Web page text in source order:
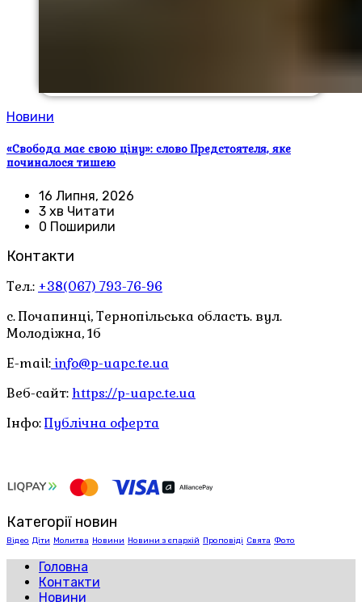
Новини
«Свобода має свою ціну»: слово Предстоятеля, яке
починалося тишею
16 Липня, 2026
3 хв Читати
0 Поширили
Контакти
Тел.: +38(067) 793-76-96
с. Почапинці, Тернопільська область. вул.
Молодіжна, 1б
E-mail: info@p-uapc.te.ua
Веб-сайт: https://p-uapc.te.ua
Інфо:Публічна оферта
Категорії новин
Відео Діти Молитва Новини Новини з єпархій Проповіді Свята Фото
Головна
Контакти
Новини